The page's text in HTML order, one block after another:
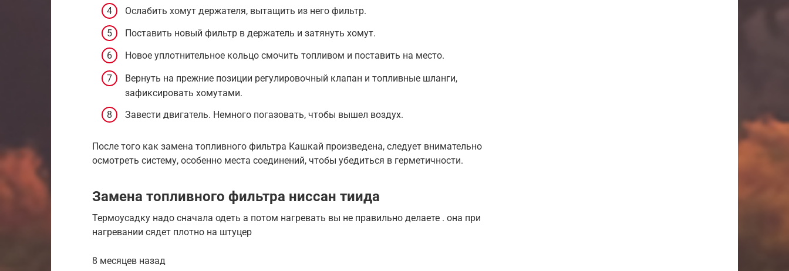
Ослабить хомут держателя, вытащить из него фильтр.
Поставить новый фильтр в держатель и затянуть хомут.
Новое уплотнительное кольцо смочить топливом и поставить на место.
Вернуть на прежние позиции регулировочный клапан и топливные шланги,
зафиксировать хомутами.
Завести двигатель. Немного погазовать, чтобы вышел воздух.
После того как замена топливного фильтра Кашкай произведена, следует внимательно
осмотреть систему, особенно места соединений, чтобы убедиться в герметичности.
Замена топливного фильтра ниссан тиида
Термоусадку надо сначала одеть а потом нагревать вы не правильно делаете . она при
нагревании сядет плотно на штуцер
8 месяцев назад